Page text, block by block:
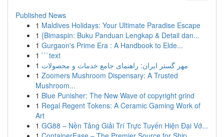
Published News
1 Maldives Holidays: Your Ultimate Paradise Escape
1 {Bimaspin: Buku Panduan Lengkap & Detail dan...
1 Gurgaon's Prime Era : A Handbook to Elde...
1 ```text
1 مهر گستر ایران: راهنمای جامع خدمات و محصولات
1 Zoomers Mushroom Dispensary: A Trusted
Mushroom...
1 Blue Punisher: The New Wave of copyright grind
1 Regal Regent Tokens: A Ceramic Gaming Work of
Art
1 GG88 – Nền Tảng Giải Trí Trực Tuyến Hiện Đại Vớ...